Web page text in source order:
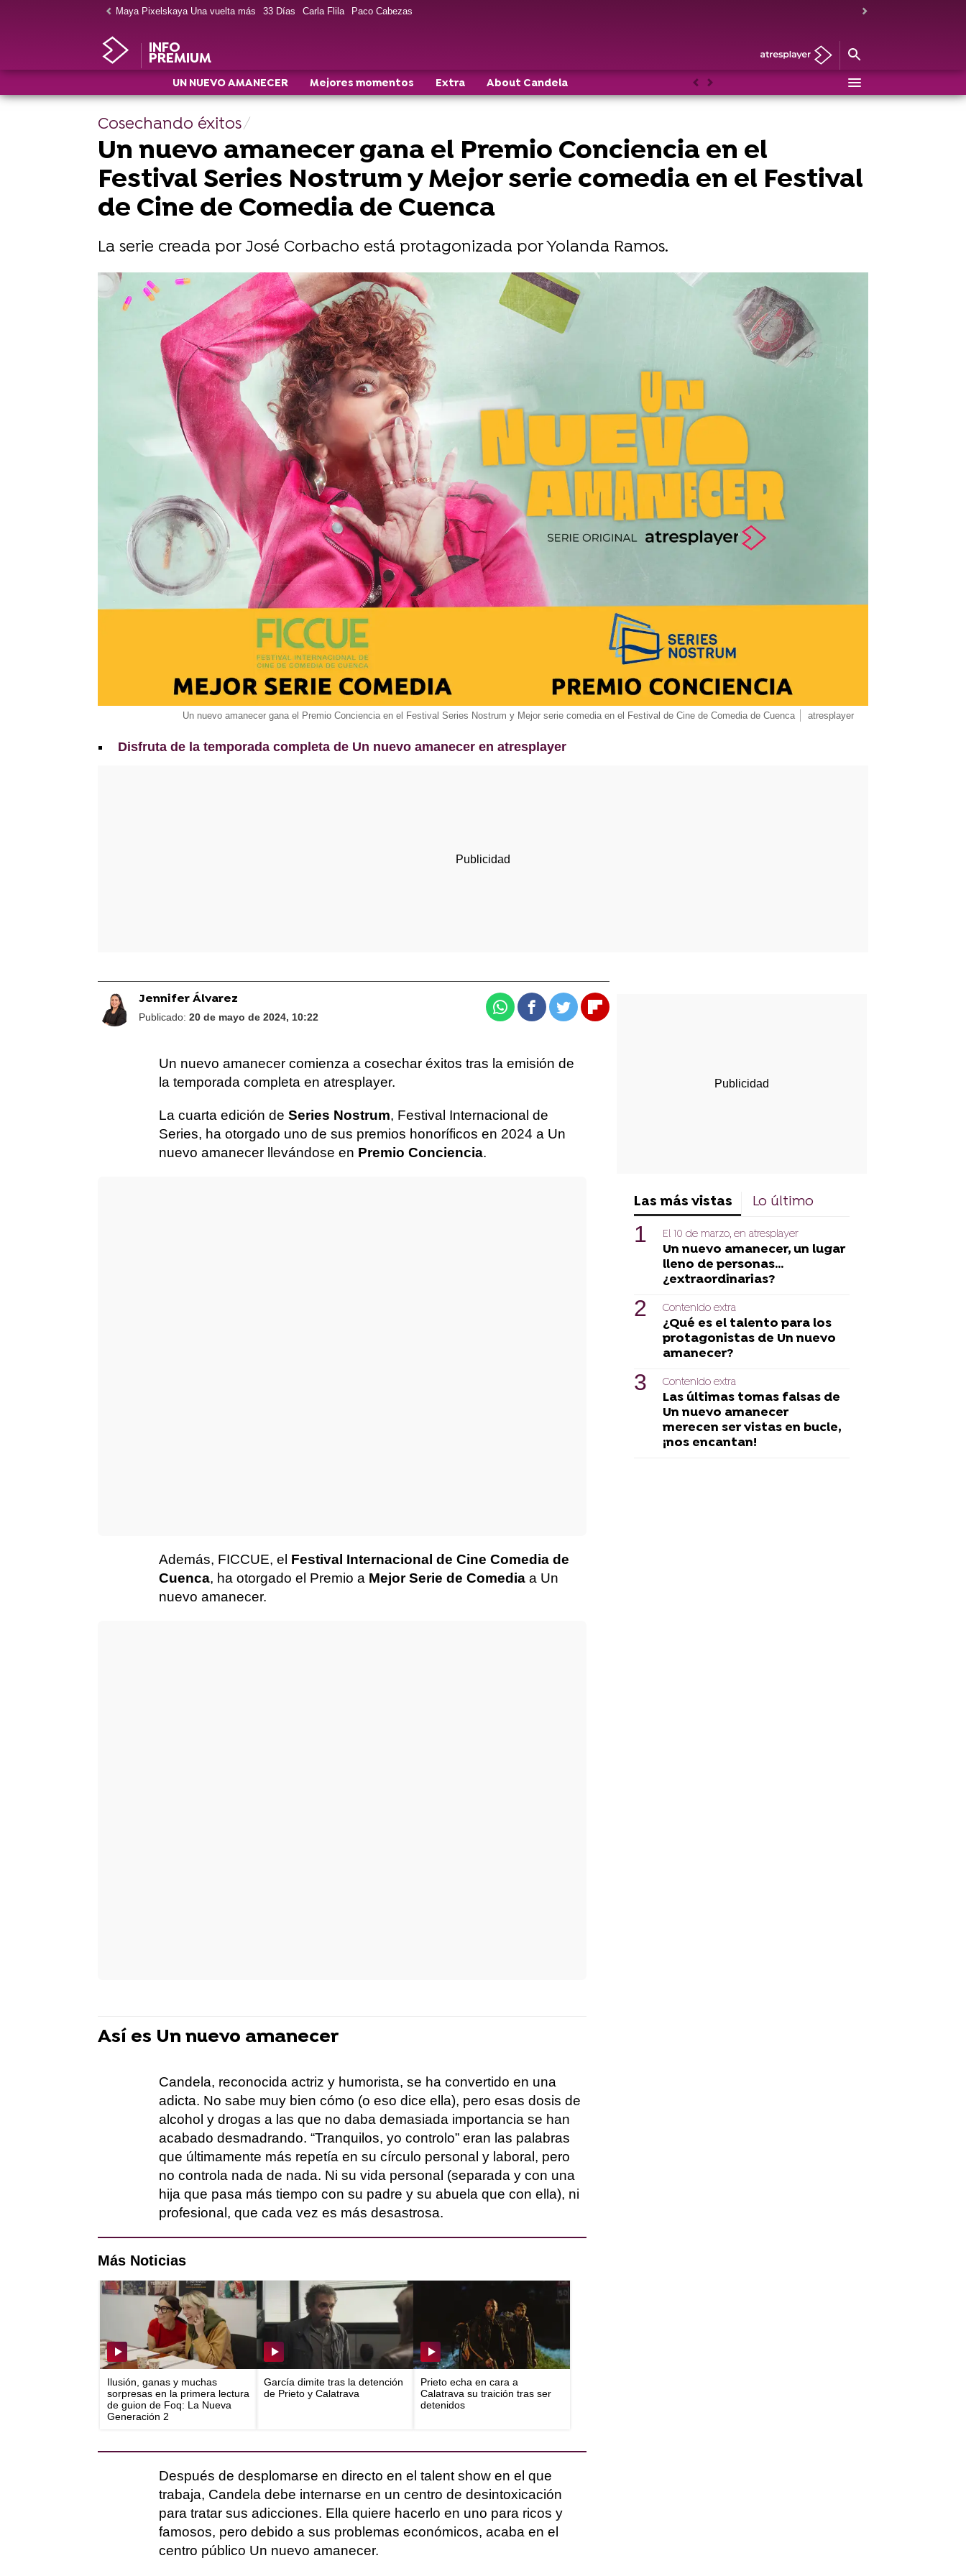
Maya Pixelskaya Una vuelta más 33 Días Carla Flila Paco Cabezas
INFO
PREMIUM
UN NUEVO AMANECER Mejores momentos Extra About Candela AnteriorSiguiente
Cosechando éxitos
Un nuevo amanecer gana el Premio Conciencia en el
Festival Series Nostrum y Mejor serie comedia en el Festival
de Cine de Comedia de Cuenca
La serie creada por José Corbacho está protagonizada por Yolanda Ramos.
Un nuevo amanecer gana el Premio Conciencia en el Festival Series Nostrum y Mejor serie comedia en el Festival de Cine de Comedia de Cuenca atresplayer
Disfruta de la temporada completa de Un nuevo amanecer en atresplayer
Jennifer Álvarez
Publicado: 20 de mayo de 2024, 10:22 WhatsappFacebook
TwitterFlipboard
Un nuevo amanecer comienza a cosechar éxitos tras la emisión de
la temporada completa en atresplayer.
La cuarta edición de Series Nostrum, Festival Internacional de
Series, ha otorgado uno de sus premios honoríficos en 2024 a Un
nuevo amanecer llevándose en Premio Conciencia.
Además, FICCUE, el Festival Internacional de Cine Comedia de
Cuenca, ha otorgado el Premio a Mejor Serie de Comedia a Un
nuevo amanecer.
Así es Un nuevo amanecer
Candela, reconocida actriz y humorista, se ha convertido en una
adicta. No sabe muy bien cómo (o eso dice ella), pero esas dosis de
alcohol y drogas a las que no daba demasiada importancia se han
acabado desmadrando. “Tranquilos, yo controlo” eran las palabras
que últimamente más repetía en su círculo personal y laboral, pero
no controla nada de nada. Ni su vida personal (separada y con una
hija que pasa más tiempo con su padre y su abuela que con ella), ni
profesional, que cada vez es más desastrosa.
Más Noticias
Ilusión, ganas y muchas
sorpresas en la primera lectura
de guion de Foq: La Nueva
Generación 2
García dimite tras la detención
de Prieto y Calatrava
Prieto echa en cara a
Calatrava su traición tras ser
detenidos
Después de desplomarse en directo en el talent show en el que
trabaja, Candela debe internarse en un centro de desintoxicación
para tratar sus adicciones. Ella quiere hacerlo en uno para ricos y
famosos, pero debido a sus problemas económicos, acaba en el
centro público Un nuevo amanecer.
Las más vistas Lo último
El 10 de marzo, en atresplayer
Un nuevo amanecer, un lugar
lleno de personas...
¿extraordinarias?
Contenido extra
¿Qué es el talento para los
protagonistas de Un nuevo
amanecer?
Contenido extra
Las últimas tomas falsas de
Un nuevo amanecer
merecen ser vistas en bucle,
¡nos encantan!